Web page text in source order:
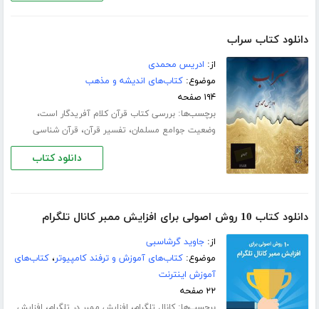
دانلود کتاب سراب
از: ادریس محمدی
موضوع:کتاب‌های اندیشه و مذهب
۱۹۴ صفحه
برچسب‌ها:بررسی کتاب قرآن کلام آفریدگار است،
وضعیت جوامع مسلمان، تفسیر قرآن، قرآن شناسی
دانلود کتاب
دانلود کتاب 10 روش اصولی برای افزایش ممبر کانال تلگرام‎
از:جاوید گرشاسبی
موضوع:کتاب‌های آموزش و ترفند کامپیوتر،کتاب‌های
آموزش اینترنت
۲۲ صفحه